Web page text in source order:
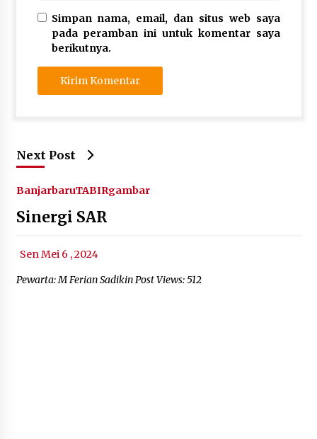
Simpan nama, email, dan situs web saya
pada peramban ini untuk komentar saya
berikutnya.
Next Post
BanjarbaruTABIRgambar
Sinergi SAR
Sen Mei 6 , 2024
Pewarta: M Ferian Sadikin Post Views: 512